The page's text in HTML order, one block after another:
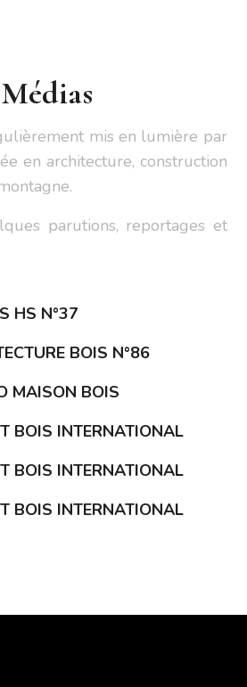
Médias
mis en lumière par
en architecture, construction
parutions, reportages et
HS N°37
BOIS N°86
MAISON BOIS
BOIS INTERNATIONAL
BOIS INTERNATIONAL
BOIS INTERNATIONAL